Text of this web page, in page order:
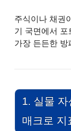
주식이나 채권
기 국면에서
가장 든든한 방
1. 실물
매크로 지